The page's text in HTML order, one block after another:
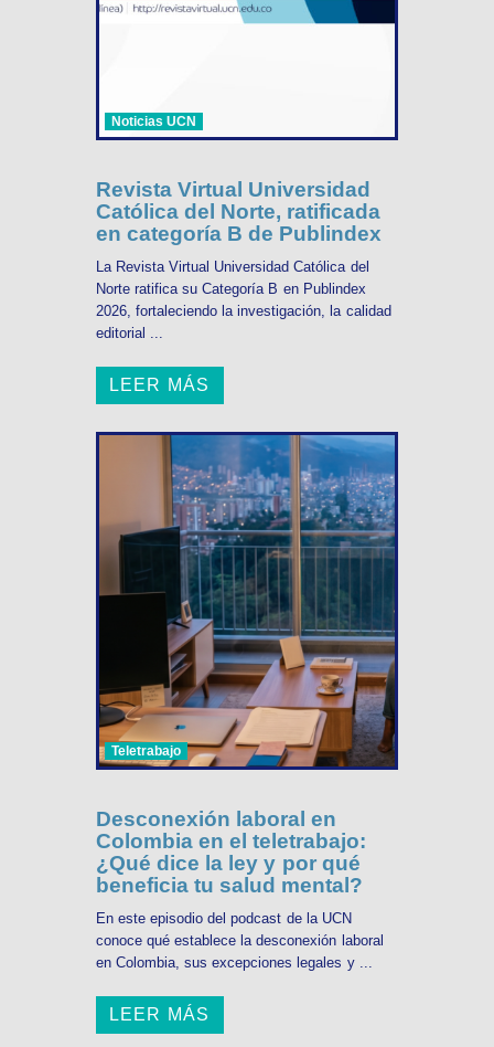
Noticias UCN
Revista Virtual Universidad
Católica del Norte, ratificada
en categoría B de Publindex
La Revista Virtual Universidad Católica del
Norte ratifica su Categoría B en Publindex
2026, fortaleciendo la investigación, la calidad
editorial ...
LEER MÁS
Teletrabajo
Desconexión laboral en
Colombia en el teletrabajo:
¿Qué dice la ley y por qué
beneficia tu salud mental?
En este episodio del podcast de la UCN
conoce qué establece la desconexión laboral
en Colombia, sus excepciones legales y ...
LEER MÁS